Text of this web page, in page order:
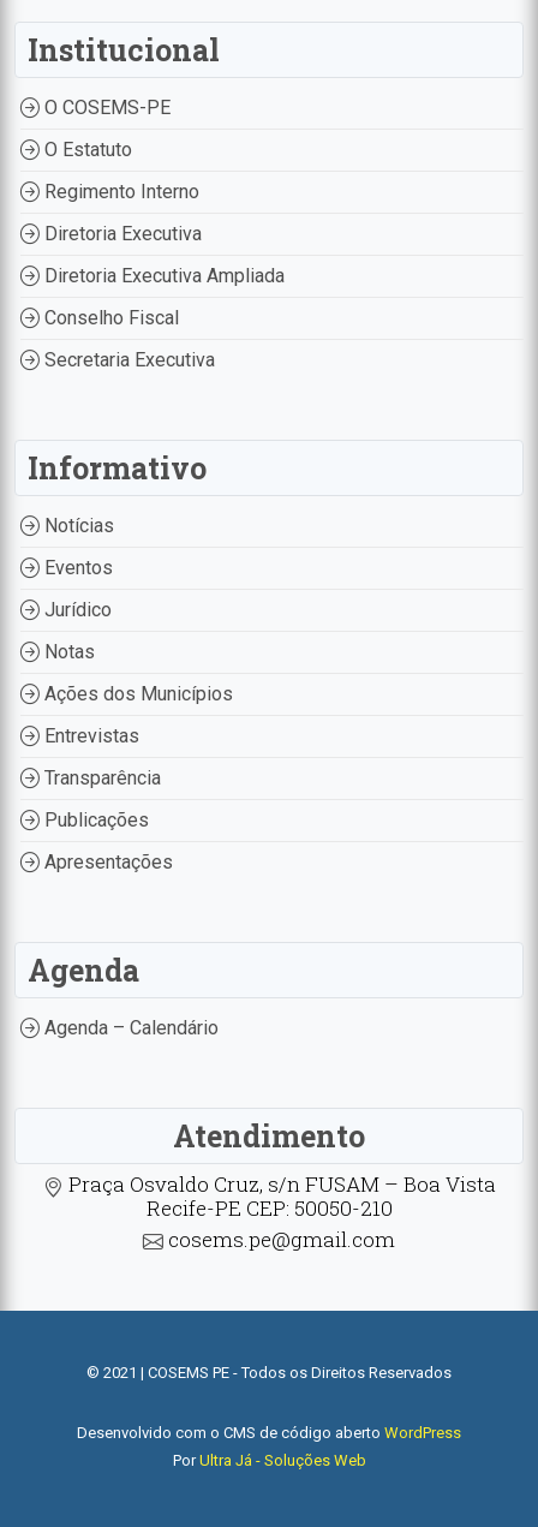
Institucional
O COSEMS-PE
O Estatuto
Regimento Interno
Diretoria Executiva
Diretoria Executiva Ampliada
Conselho Fiscal
Secretaria Executiva
Informativo
Notícias
Eventos
Jurídico
Notas
Ações dos Municípios
Entrevistas
Transparência
Publicações
Apresentações
Agenda
Agenda – Calendário
Atendimento
Praça Osvaldo Cruz, s/n FUSAM – Boa Vista
Recife-PE CEP: 50050-210
cosems.pe@gmail.com
© 2021 | COSEMS PE - Todos os Direitos Reservados
Desenvolvido com o CMS de código aberto WordPress
PorUltra Já - Soluções Web